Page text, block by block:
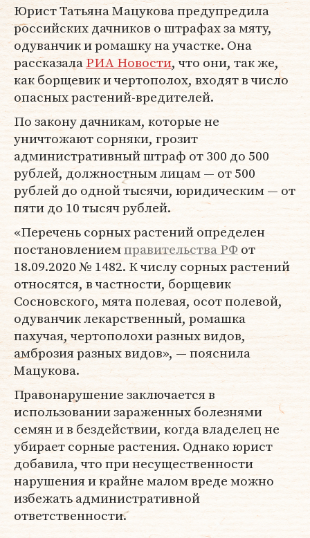
Юрист Татьяна Мацукова предупредила
российских дачников о штрафах за мяту,
одуванчик и ромашку на участке. Она
рассказалаРИА Новости, что они, так же,
как борщевик и чертополох, входят в число
опасных растений-вредителей.
По закону дачникам, которые не
уничтожают сорняки, грозит
административный штраф от 300 до 500
рублей, должностным лицам — от 500
рублей до одной тысячи, юридическим — от
пяти до 10 тысяч рублей.
«Перечень сорных растений определен
постановлениемправительства РФот
18.09.2020 № 1482. К числу сорных растений
относятся, в частности, борщевик
Сосновского, мята полевая, осот полевой,
одуванчик лекарственный, ромашка
пахучая, чертополохи разных видов,
амброзия разных видов», — пояснила
Мацукова.
Правонарушение заключается в
использовании зараженных болезнями
семян и в бездействии, когда владелец не
убирает сорные растения. Однако юрист
добавила, что при несущественности
нарушения и крайне малом вреде можно
избежать административной
ответственности.